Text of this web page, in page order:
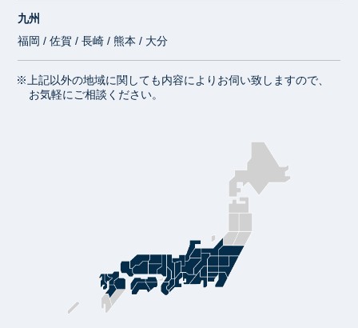
九州
福岡 / 佐賀 / 長崎 / 熊本 / 大分
※上記以外の地域に関しても内容によりお伺い致しますので、
お気軽にご相談ください。